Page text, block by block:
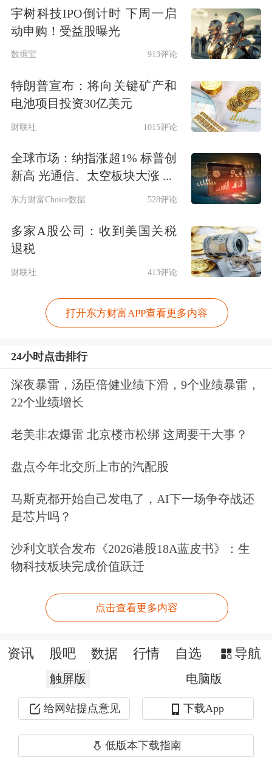
及。
有券商总结了2023年4月以来历次政治
局会议的内容。相比2024年9月，部分
表述较之前有了明显变化。
如本次政治局会议对于宏观形势指出：
经济运行总体平稳、稳中有进，我国经
济实力、科技实力、综合国力持续增
强。新质生产力稳步发展，改革开放持
续深化，重点领域风险化解有序有效，
民生保障扎实有力，全年经济社会发展
主要目标任务将顺利完成。
及市场广阔、经济韧性强、潜力大等有
利条件并未改变。同时，当前经济运行
出现一些新的情况和问题。
出：更好统筹发展和安全，实施更加积
高质量完成“十四五”规划目标任务，为
年要坚持稳中求进、以进促稳，守正创
新、先立后破，系统集成、协同配
合……充实完善政策工具箱，加强超常
宇树科技IPO倒计时 下周一启
动申购！受益股曝光
数据宝 913评论
特朗普宣布：将向关键矿产和
电池项目投资30亿美元
财联社 1015评论
全球市场：纳指涨超1% 标普创
新高 光通信、太空板块大涨 ...
东方财富Choice数据 528评论
多家A股公司：收到美国关税
退税
财联社 413评论
打开东方财富APP查看更多内容
24小时点击排行
深夜暴雷，汤臣倍健业绩下滑，9个业绩暴雷，
22个业绩增长
老美非农爆雷 北京楼市松绑 这周要干大事？
盘点今年北交所上市的汽配股
马斯克都开始自己发电了，AI下一场争夺战还
是芯片吗？
沙利文联合发布《2026港股18A蓝皮书》：生
物科技板块完成价值跃迁
点击查看更多内容
资讯 股吧 数据 行情 自选 导航
触屏版 电脑版
给网站提点意见 下载App
低版本下载指南